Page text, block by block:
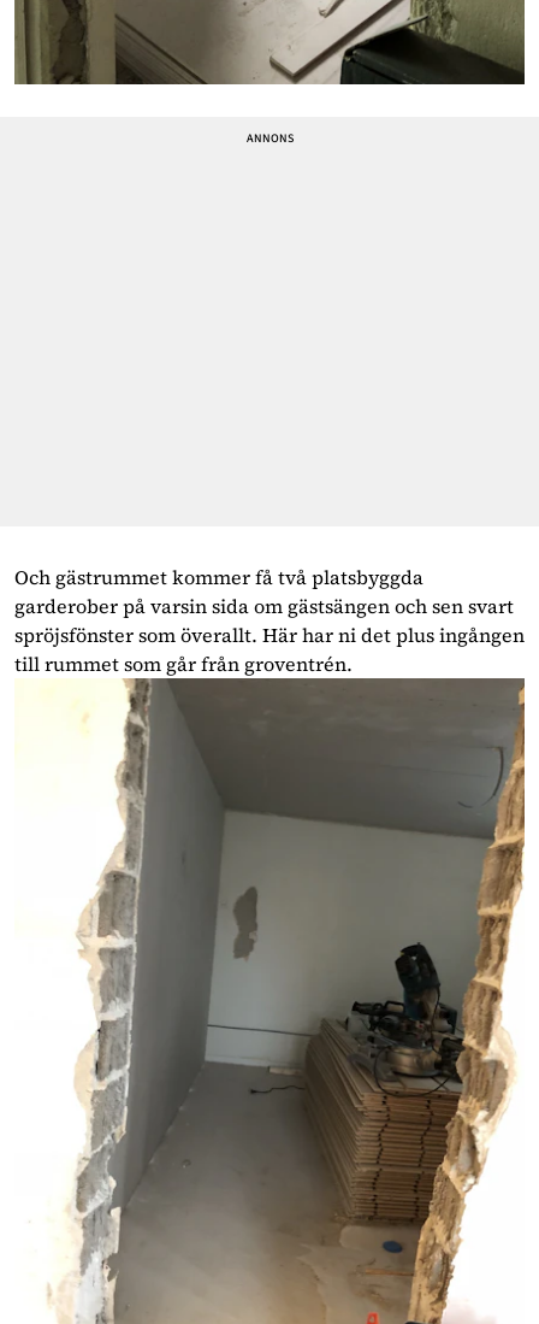
Och gästrummet kommer få två platsbyggda
garderober på varsin sida om gästsängen och sen svart
spröjsfönster som överallt. Här har ni det plus ingången
till rummet som går från groventrén.